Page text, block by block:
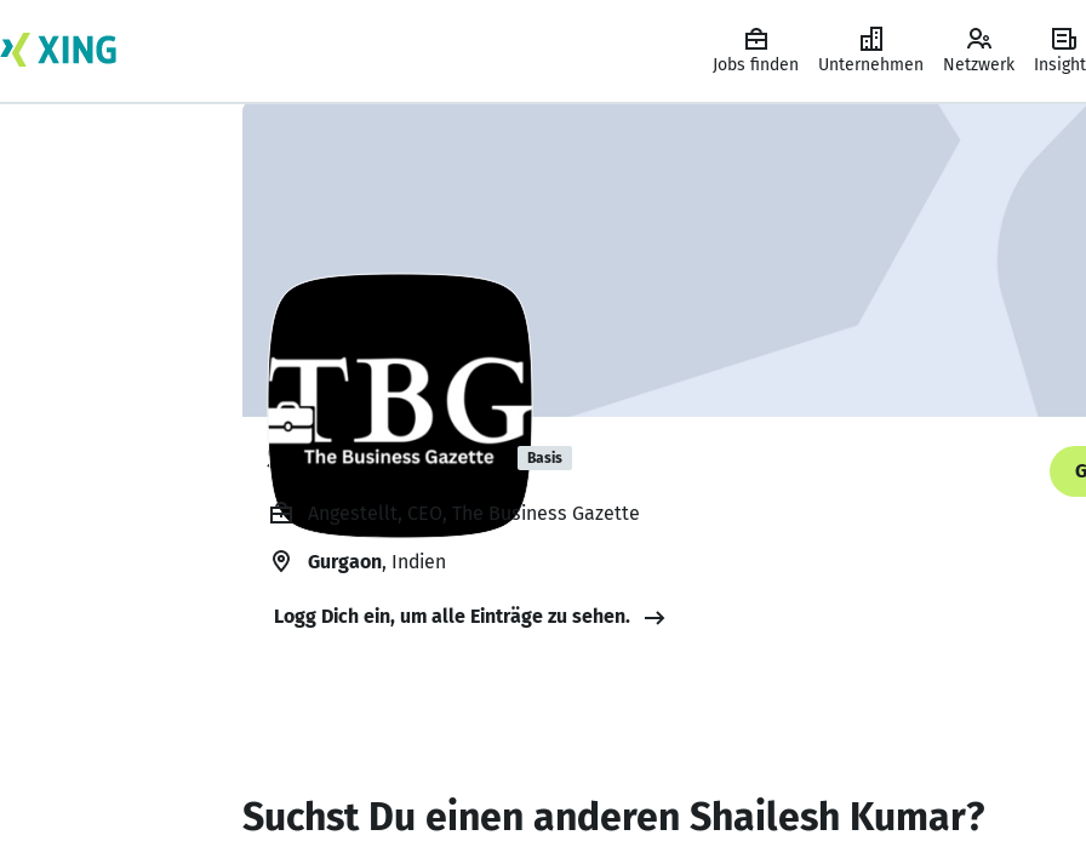
Jobs finden Unternehmen Netzwerk
Shailesh Kumar Basis
Angestellt, CEO, The Business Gazette
Gurgaon, Indien
Logg Dich ein, um alle Einträge zu sehen.
Suchst Du einen anderen Shailesh Kumar?